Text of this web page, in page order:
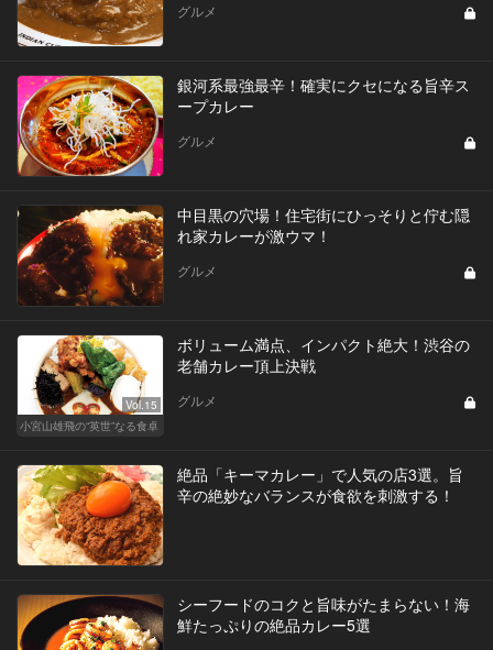
グルメ
銀河系最強最辛！確実にクセになる旨辛ス
ープカレー
グルメ
中目黒の穴場！住宅街にひっそりと佇む隠
れ家カレーが激ウマ！
グルメ
Vol.15
小宮山雄飛の“英世”なる食卓
ボリューム満点、インパクト絶大！渋谷の
老舗カレー頂上決戦
グルメ
絶品「キーマカレー」で人気の店3選。旨
辛の絶妙なバランスが食欲を刺激する！
シーフードのコクと旨味がたまらない！海
鮮たっぷりの絶品カレー5選